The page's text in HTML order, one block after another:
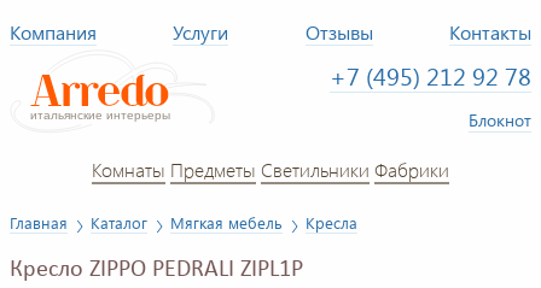
Компания Услуги Отзывы Контакты
+7 (495) 212 92 78
Блокнот
Комнаты Предметы Светильники Фабрики
Главная Каталог Мягкая мебель Кресла
Кресло ZIPPO PEDRALI ZIPL1P